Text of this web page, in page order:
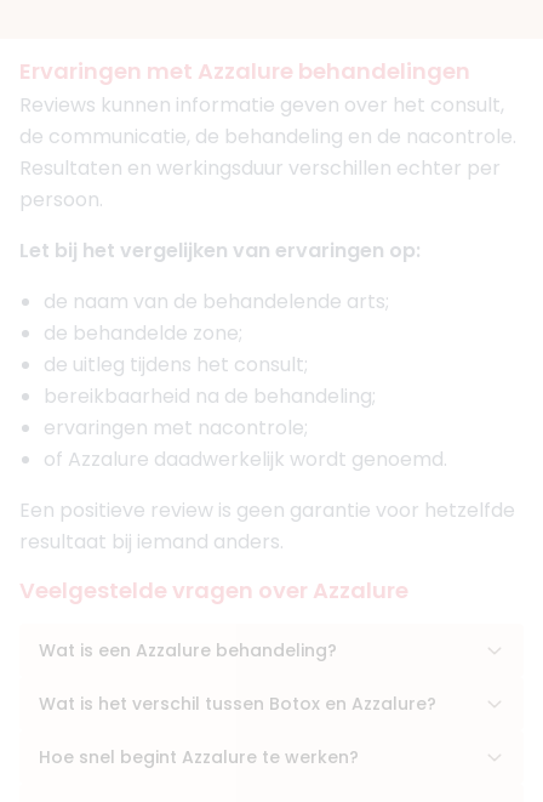
Ervaringen met Azzalure behandelingen
Reviews kunnen informatie geven over het consult,
de communicatie, de behandeling en de nacontrole.
Resultaten en werkingsduur verschillen echter per
persoon.
Let bij het vergelijken van ervaringen op:
de naam van de behandelende arts;
de behandelde zone;
de uitleg tijdens het consult;
bereikbaarheid na de behandeling;
ervaringen met nacontrole;
of Azzalure daadwerkelijk wordt genoemd.
Een positieve review is geen garantie voor hetzelfde
resultaat bij iemand anders.
Veelgestelde vragen over Azzalure
Wat is een Azzalure behandeling?
Wat is het verschil tussen Botox en Azzalure?
Hoe snel begint Azzalure te werken?